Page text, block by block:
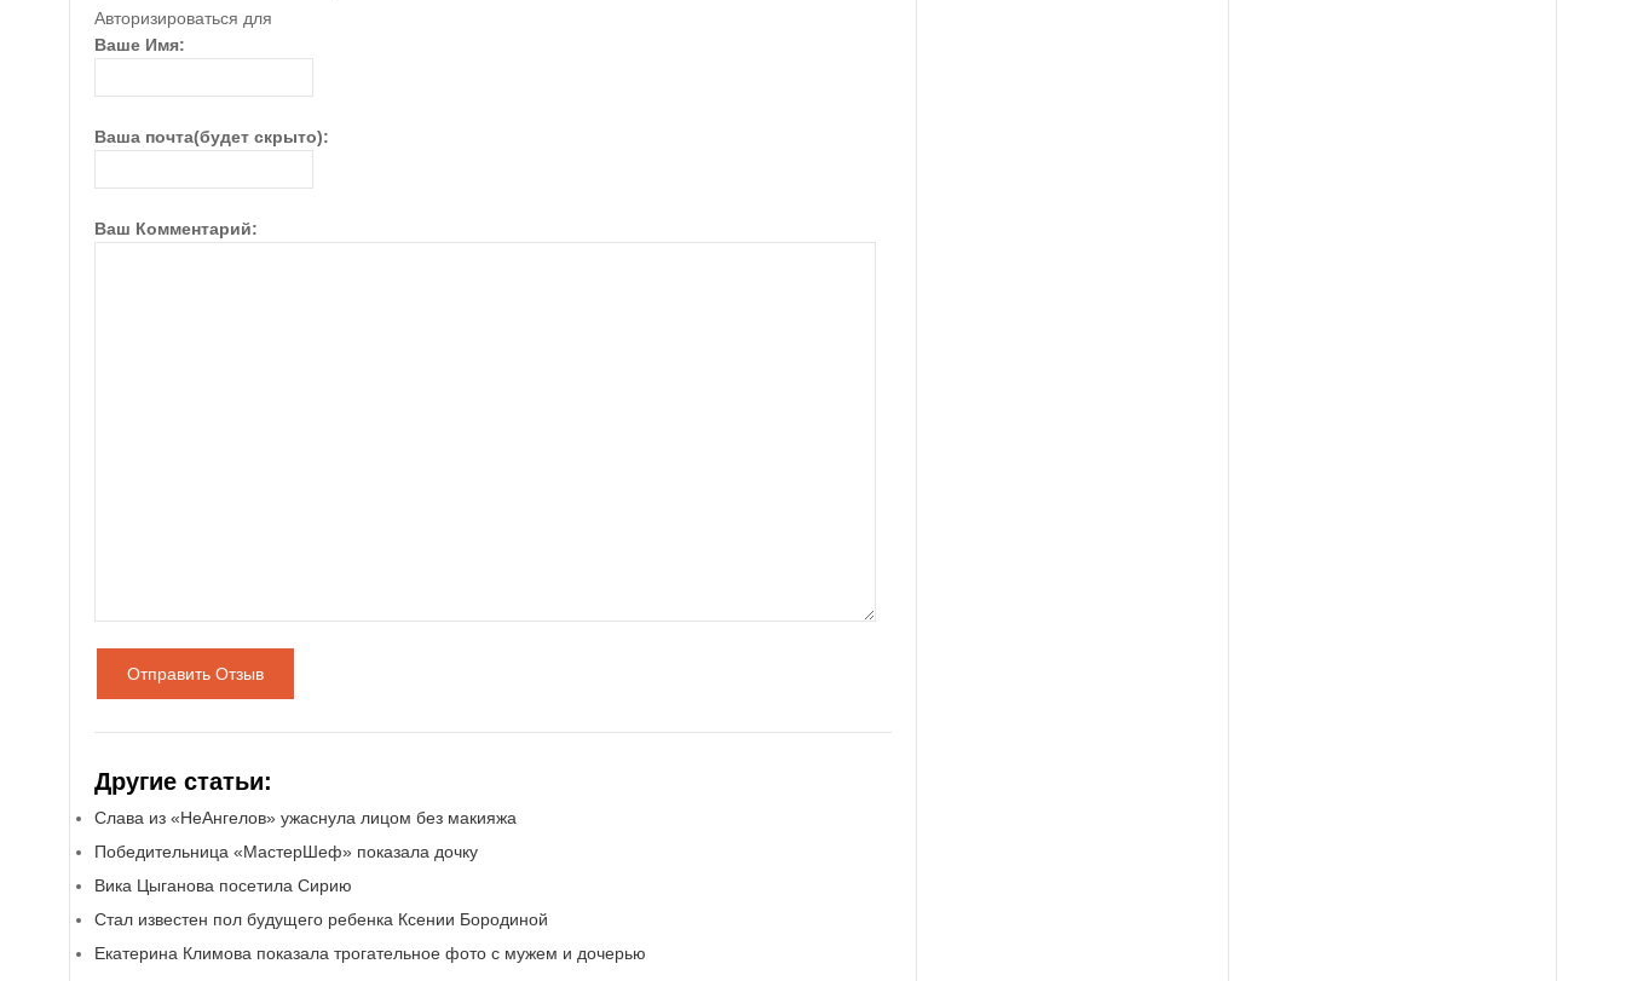
Авторизироваться для
Ваше Имя:
Ваша почта(будет скрыто):
Ваш Комментарий:
Отправить Отзыв
Другие статьи:
Слава из «НеАнгелов» ужаснула лицом без макияжа
Победительница «МастерШеф» показала дочку
Вика Цыганова посетила Сирию
Стал известен пол будущего ребенка Ксении Бородиной
Екатерина Климова показала трогательное фото с мужем и дочерью